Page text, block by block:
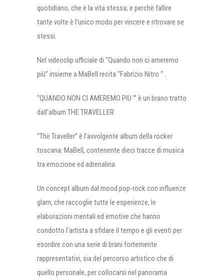
quotidiano, che è la vita stessa; e perchè fallire
tante volte è l’unico modo per vincere e ritrovare se
stessi.
Nel videoclip ufficiale di “Quando non ci ameremo
più” insieme a MaBell recita “Fabrizio Nitro “ .
“QUANDO NON CI AMEREMO PIU ‘” è un brano tratto
dall’album THE TRAVELLER
“The Traveller” è l’avvolgente album della rocker
toscana: MaBell, contenente dieci tracce di musica
tra emozione ed adrenalina.
Un concept album dal mood pop-rock con influenze
glam, che raccoglie tutte le esperienze, le
elaborazioni mentali ed emotive che hanno
condotto l’artista a sfidare il tempo e gli eventi per
esordire con una serie di brani fortemente
rappresentativi, sia del percorso artistico che di
quello personale, per collocarsi nel panorama